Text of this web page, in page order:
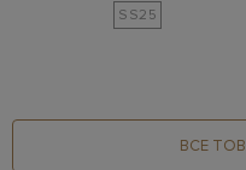
SS25
ВСЕ